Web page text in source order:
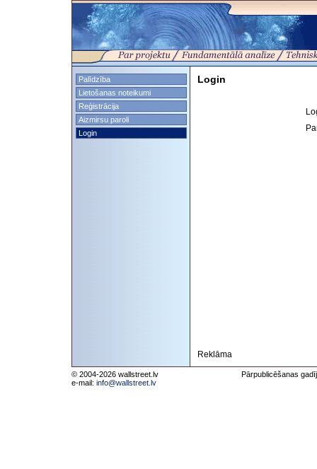
Palīdzība
Lietošanas noteikumi
Reģistrācija
Aizmirsu paroli
Login
Login
Reklāma
© 2004-2026 wallstreet.lv
e-mail: info@wallstreet.lv
Pārpublicēšanas